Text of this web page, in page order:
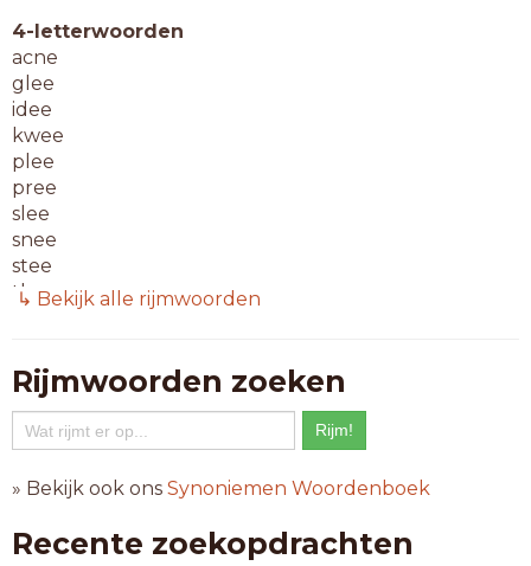
4-letterwoorden
acne
glee
idee
kwee
plee
pree
slee
snee
stee
thee
twee
vree
5-letterwoorden
allee
almee
armee
↳ Bekijk alle rijmwoorden
Rijmwoorden zoeken
» Bekijk ook ons Synoniemen Woordenboek
Recente zoekopdrachten